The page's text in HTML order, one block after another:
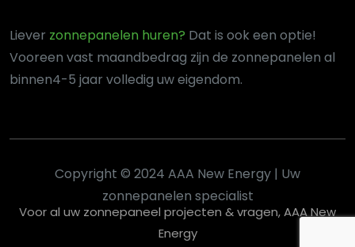
Liever zonnepanelen huren? Dat is ook een optie!
Vooreen vast maandbedrag zijn de zonnepanelen al
binnen4-5 jaar volledig uw eigendom.
Copyright © 2024 AAA New Energy | Uw
zonnepanelen specialist
Voor al uw zonnepaneel projecten & vragen, AAA New
Energy